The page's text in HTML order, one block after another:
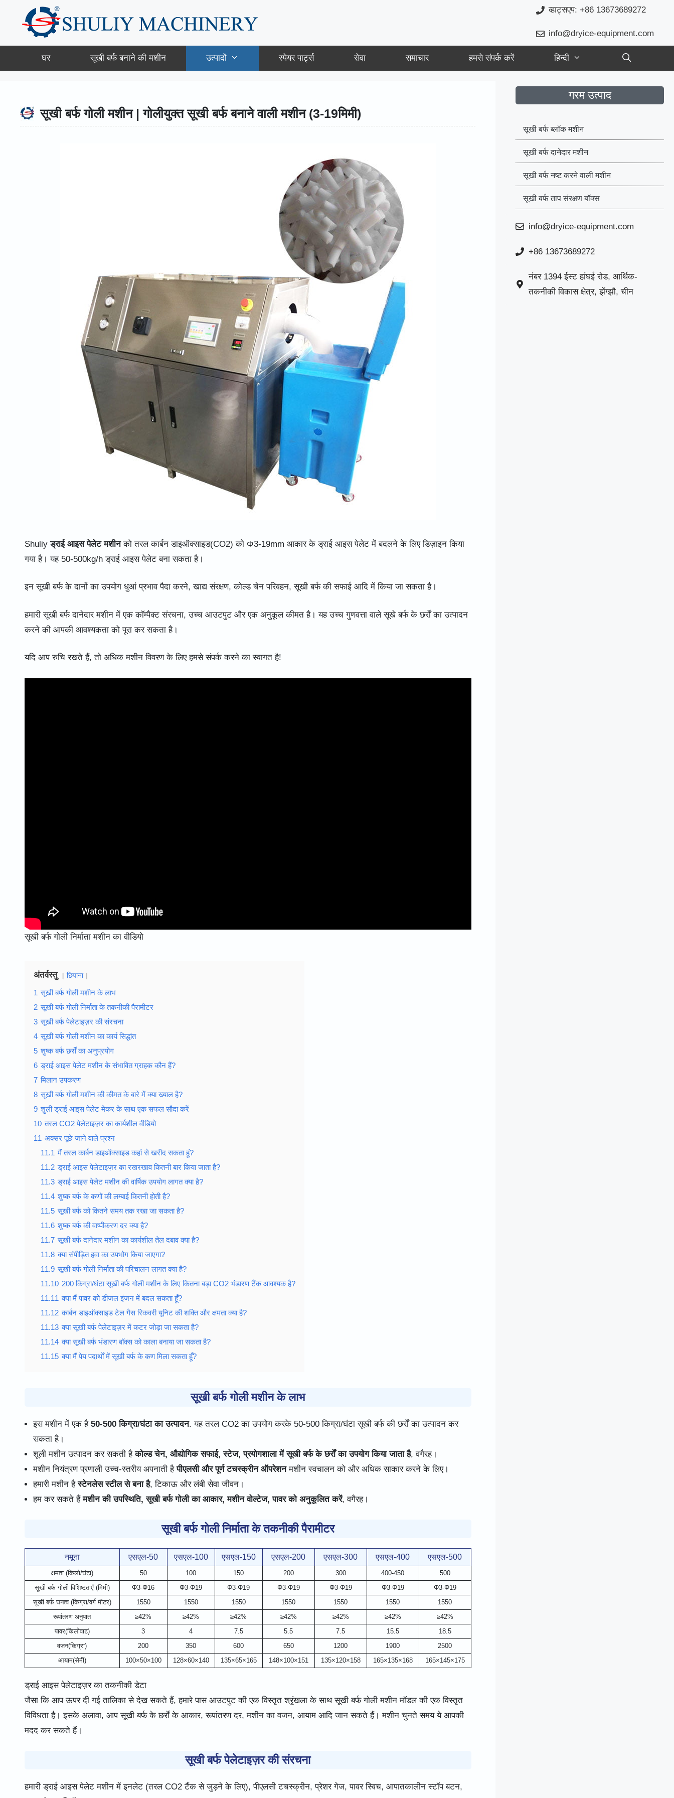
व्हाट्सएप: +86 13673689272
info@dryice-equipment.com
घर सूखी बर्फ बनाने की मशीन उत्पादों स्पेयर पार्ट्स सेवा समाचार हमसे संपर्क करें हिन्दी
सूखी बर्फ गोली मशीन | गोलीयुक्त सूखी बर्फ बनाने वाली मशीन (3-19मिमी)
Shuliyड्राई आइस पेलेट मशीनको तरल कार्बन डाइऑक्साइड(CO2) को Φ3-19mm आकार के ड्राई आइस पेलेट में बदलने के लिए डिज़ाइन किया
गया है। यह 50-500kg/h ड्राई आइस पेलेट बना सकता है।
इन सूखी बर्फ के दानों का उपयोग धुआं प्रभाव पैदा करने, खाद्य संरक्षण, कोल्ड चेन परिवहन, सूखी बर्फ की सफाई आदि में किया जा सकता है।
हमारी सूखी बर्फ दानेदार मशीन में एक कॉम्पैक्ट संरचना, उच्च आउटपुट और एक अनुकूल कीमत है। यह उच्च गुणवत्ता वाले सूखे बर्फ के छर्रों का उत्पादन
करने की आपकी आवश्यकता को पूरा कर सकता है।
यदि आप रुचि रखते हैं, तो अधिक मशीन विवरण के लिए हमसे संपर्क करने का स्वागत है!
सूखी बर्फ गोली निर्माता मशीन का वीडियो
अंतर्वस्तु छिपाना
1 सूखी बर्फ गोली मशीन के लाभ
2 सूखी बर्फ गोली निर्माता के तकनीकी पैरामीटर
3 सूखी बर्फ पेलेटाइज़र की संरचना
4 सूखी बर्फ गोली मशीन का कार्य सिद्धांत
5 शुष्क बर्फ छर्रों का अनुप्रयोग
6 ड्राई आइस पेलेट मशीन के संभावित ग्राहक कौन हैं?
7 मिलान उपकरण
8 सूखी बर्फ गोली मशीन की कीमत के बारे में क्या ख्याल है?
9 शुली ड्राई आइस पेलेट मेकर के साथ एक सफल सौदा करें
10 तरल CO2 पेलेटाइज़र का कार्यशील वीडियो
11 अक्सर पूछे जाने वाले प्रश्न
11.1 मैं तरल कार्बन डाइऑक्साइड कहां से खरीद सकता हूं?
11.2 ड्राई आइस पेलेटाइज़र का रखरखाव कितनी बार किया जाता है?
11.3 ड्राई आइस पेलेट मशीन की वार्षिक उपयोग लागत क्या है?
11.4 शुष्क बर्फ के कणों की लम्बाई कितनी होती है?
11.5 सूखी बर्फ को कितने समय तक रखा जा सकता है?
11.6 शुष्क बर्फ की वाष्पीकरण दर क्या है?
11.7 सूखी बर्फ दानेदार मशीन का कार्यशील तेल दबाव क्या है?
11.8 क्या संपीड़ित हवा का उपभोग किया जाएगा?
11.9 सूखी बर्फ गोली निर्माता की परिचालन लागत क्या है?
11.10 200 किग्रा/घंटा सूखी बर्फ गोली मशीन के लिए कितना बड़ा CO2 भंडारण टैंक आवश्यक है?
11.11 क्या मैं पावर को डीजल इंजन में बदल सकता हूँ?
11.12 कार्बन डाइऑक्साइड टेल गैस रिकवरी यूनिट की शक्ति और क्षमता क्या है?
11.13 क्या सूखी बर्फ पेलेटाइज़र में कटर जोड़ा जा सकता है?
11.14 क्या सूखी बर्फ भंडारण बॉक्स को काला बनाया जा सकता है?
11.15 क्या मैं पेय पदार्थों में सूखी बर्फ के कण मिला सकता हूँ?
सूखी बर्फ गोली मशीन के लाभ
इस मशीन में एक है 50-500 किग्रा/घंटा का उत्पादन. यह तरल CO2 का उपयोग करके 50-500 किग्रा/घंटा सूखी बर्फ की छर्रों का उत्पादन कर
सकता है।
शूली मशीन उत्पादन कर सकती हैकोल्ड चेन, औद्योगिक सफाई, स्टेज, प्रयोगशाला में सूखी बर्फ के छर्रों का उपयोग किया जाता है, वगैरह।
मशीन नियंत्रण प्रणाली उच्च-स्तरीय अपनाती हैपीएलसी और पूर्ण टचस्क्रीन ऑपरेशनमशीन स्वचालन को और अधिक साकार करने के लिए।
हमारी मशीन हैस्टेनलेस स्टील से बना है, टिकाऊ और लंबी सेवा जीवन।
हम कर सकते हैंमशीन की उपस्थिति, सूखी बर्फ गोली का आकार, मशीन वोल्टेज, पावर को अनुकूलित करें, वगैरह।
सूखी बर्फ गोली निर्माता के तकनीकी पैरामीटर
नमूना एसएल-50 एसएल-100 एसएल-150 एसएल-200 एसएल-300 एसएल-400 एसएल-500
क्षमता (किलो/घंटा) 50 100 150 200 300 400-450
500
सूखी बर्फ गोली विशिष्टताएँ (मिमी)
Φ3-Φ16 Φ3-Φ19 Φ3-Φ19 Φ3-Φ19 Φ3-Φ19 Φ3-Φ19
Φ3-Φ19
सूखी बर्फ घनत्व (किग्रा/वर्ग मीटर)
1550 1550 1550 1550 1550 1550
1550
रूपांतरण अनुपात
≥42% ≥42% ≥42% ≥42% ≥42% ≥42%
≥42%
पावर(किलोवाट)
3 4 7.5 5.5 7.5 15.5
18.5
वजन(किग्रा)
200 350 600 650 1200 1900
2500
आयाम(सेमी)
100×50×100 128×60×140 135×65×165 148×100×151 135×120×158 165×135×168 165×145×175
ड्राई आइस पेलेटाइज़र का तकनीकी डेटा
जैसा कि आप ऊपर दी गई तालिका से देख सकते हैं, हमारे पास आउटपुट की एक विस्तृत श्रृंखला के साथ सूखी बर्फ गोली मशीन मॉडल की एक विस्तृत
विविधता है। इसके अलावा, आप सूखी बर्फ के छर्रों के आकार, रूपांतरण दर, मशीन का वजन, आयाम आदि जान सकते हैं। मशीन चुनते समय ये आपकी
मदद कर सकते हैं।
सूखी बर्फ पेलेटाइज़र की संरचना
हमारी ड्राई आइस पेलेट मशीन में इनलेट (तरल CO2 टैंक से जुड़ने के लिए), पीएलसी टचस्क्रीन, प्रेशर गेज, पावर स्विच, आपातकालीन स्टॉप बटन,
गरम उत्पाद
सूखी बर्फ ब्लॉक मशीन
सूखी बर्फ दानेदार मशीन
सूखी बर्फ नष्ट करने वाली मशीन
सूखी बर्फ ताप संरक्षण बॉक्स
info@dryice-equipment.com
+86 13673689272
नंबर 1394 ईस्ट हांघई रोड, आर्थिक-
तकनीकी विकास क्षेत्र, झेंग्झौ, चीन